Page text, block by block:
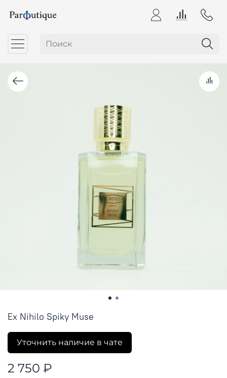
Ex Nihilo Spiky Muse
Уточнить наличие в чате
2 750 ₽